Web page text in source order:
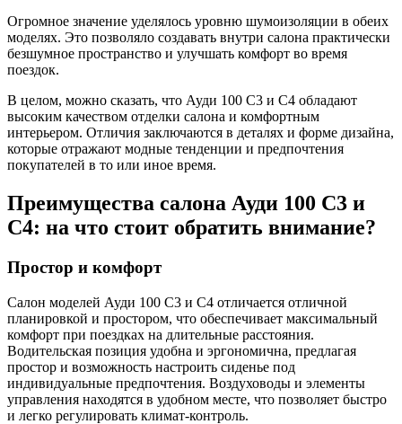
Огромное значение уделялось уровню шумоизоляции в обеих
моделях. Это позволяло создавать внутри салона практически
безшумное пространство и улучшать комфорт во время
поездок.
В целом, можно сказать, что Ауди 100 С3 и С4 обладают
высоким качеством отделки салона и комфортным
интерьером. Отличия заключаются в деталях и форме дизайна,
которые отражают модные тенденции и предпочтения
покупателей в то или иное время.
Преимущества салона Ауди 100 С3 и
С4: на что стоит обратить внимание?
Простор и комфорт
Салон моделей Ауди 100 С3 и С4 отличается отличной
планировкой и простором, что обеспечивает максимальный
комфорт при поездках на длительные расстояния.
Водительская позиция удобна и эргономична, предлагая
простор и возможность настроить сиденье под
индивидуальные предпочтения. Воздуховоды и элементы
управления находятся в удобном месте, что позволяет быстро
и легко регулировать климат-контроль.